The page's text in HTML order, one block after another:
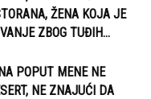
ŽENA KOJA JE
ZBOG TUĐIH...
POPUT MENE NE
NE ZNAJUĆI DA